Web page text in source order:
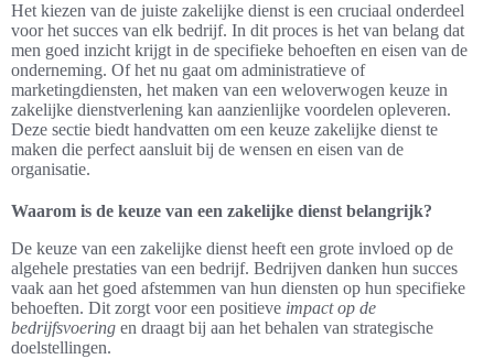
Het kiezen van de juiste zakelijke dienst is een cruciaal onderdeel
voor het succes van elk bedrijf. In dit proces is het van belang dat
men goed inzicht krijgt in de specifieke behoeften en eisen van de
onderneming. Of het nu gaat om administratieve of
marketingdiensten, het maken van een weloverwogen keuze in
zakelijke dienstverlening kan aanzienlijke voordelen opleveren.
Deze sectie biedt handvatten om een keuze zakelijke dienst te
maken die perfect aansluit bij de wensen en eisen van de
organisatie.
Waarom is de keuze van een zakelijke dienst belangrijk?
De keuze van een zakelijke dienst heeft een grote invloed op de
algehele prestaties van een bedrijf. Bedrijven danken hun succes
vaak aan het goed afstemmen van hun diensten op hun specifieke
behoeften. Dit zorgt voor een positieve impact op de
bedrijfsvoering en draagt bij aan het behalen van strategische
doelstellingen.